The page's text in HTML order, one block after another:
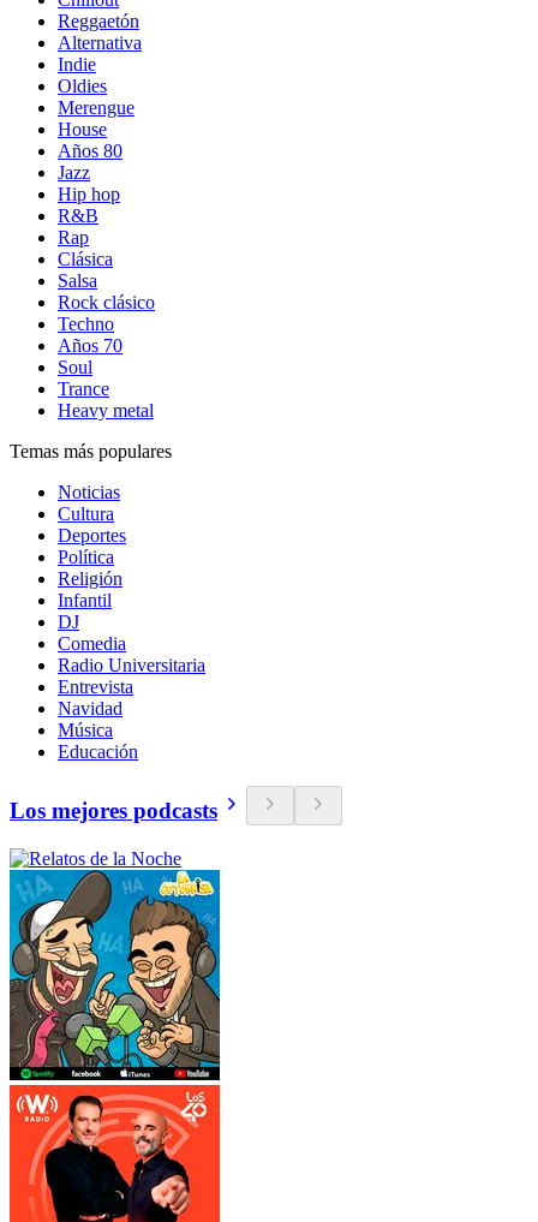
Reggaetón
Alternativa
Indie
Oldies
Merengue
House
Años 80
Jazz
Hip hop
R&B
Rap
Clásica
Salsa
Rock clásico
Techno
Años 70
Soul
Trance
Heavy metal
Temas más populares
Noticias
Cultura
Deportes
Política
Religión
Infantil
DJ
Comedia
Radio Universitaria
Entrevista
Navidad
Música
Educación
Los mejores podcasts